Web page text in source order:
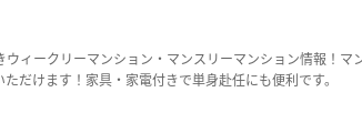
ィークリーマンション・マンスリーマンション情報！
だけます！家具・家電付きで単身赴任にも便利です。